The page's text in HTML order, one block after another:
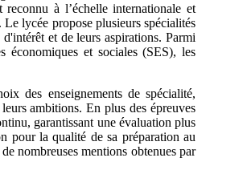
à l’échelle internationale et
Le lycée propose plusieurs spécialités
et de leurs aspirations. Parmi
économiques et sociales (SES), les
des enseignements de spécialité,
ambitions. En plus des épreuves
garantissant une évaluation plus
pour la qualité de sa préparation au
nombreuses mentions obtenues par